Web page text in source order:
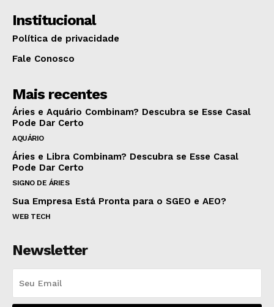
Institucional
Política de privacidade
Fale Conosco
Mais recentes
Áries e Aquário Combinam? Descubra se Esse Casal
Pode Dar Certo
AQUÁRIO
Áries e Libra Combinam? Descubra se Esse Casal
Pode Dar Certo
SIGNO DE ÁRIES
Sua Empresa Está Pronta para o SGEO e AEO?
WEB TECH
Newsletter